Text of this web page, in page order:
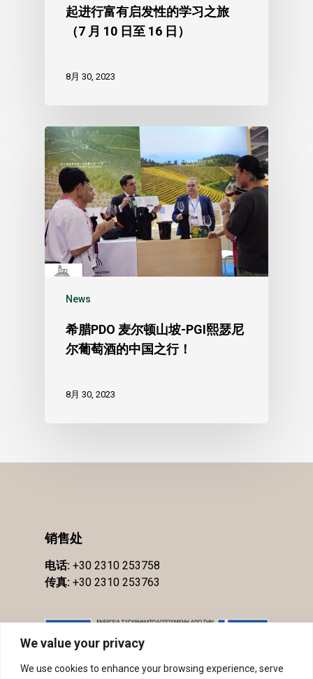
We value your privacy
We use cookies to enhance your browsing experience, serve
起进行富有启发性的学习之旅
（7 月 10 日至 16 日）
8月 30, 2023
News
希腊PDO 麦尔顿山坡-PGI熙瑟尼
尔葡萄酒的中国之行！
8月 30, 2023
销售处
电话: +30 2310 253758
传真: +30 2310 253763